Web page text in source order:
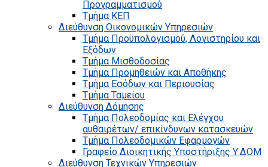
Προγραμματισμού
Τμήμα ΚΕΠ
Διεύθυνση Οικονομικών Υπηρεσιών
Τμήμα Προϋπολογισμού, Λογιστηρίου και
Εξόδων
Τμήμα Μισθοδοσίας
Τμήμα Προμηθειών και Αποθήκης
Τμήμα Εσόδων και Περιουσίας
Τμήμα Ταμείου
Διεύθυνση Δόμησης
Τμήμα Πολεοδομίας και Ελέγχου
αυθαιρέτων/ επικίνδυνων κατασκευών
Τμήμα Πολεοδομικών Εφαρμογών
Γραφείο Διοικητικής Υποστήριξης Υ.ΔΟΜ
Διεύθυνση Τεχνικών Υπηρεσιών